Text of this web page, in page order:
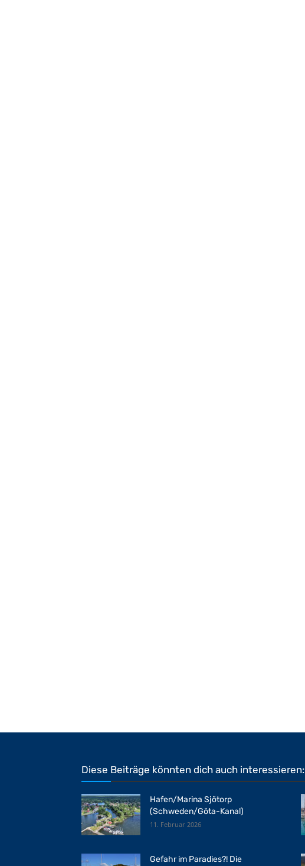
Diese Beiträge könnten dich auch interessieren:
Hafen/Marina Sjötorp
(Schweden/Göta-Kanal)
11. Februar 2026
Gefahr im Paradies?! Die